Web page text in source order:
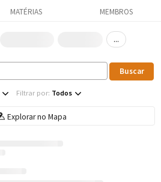
MATÉRIAS MEMBROS
...
Filtrar por: Todos
Explorar no Mapa